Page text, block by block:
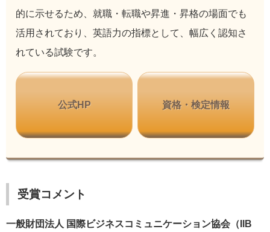
的に示せるため、就職・転職や昇進・昇格の場面でも
活用されており、英語力の指標として、幅広く認知さ
れている試験です。
公式HP 資格・検定情報
受賞コメント
一般財団法人 国際ビジネスコミュニケーション協会（IIB